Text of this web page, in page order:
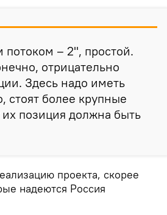
– 2", простой.
отрицательно
Здесь надо иметь
стоят более крупные
позиция должна быть
проекта, скорее
надеются Россия